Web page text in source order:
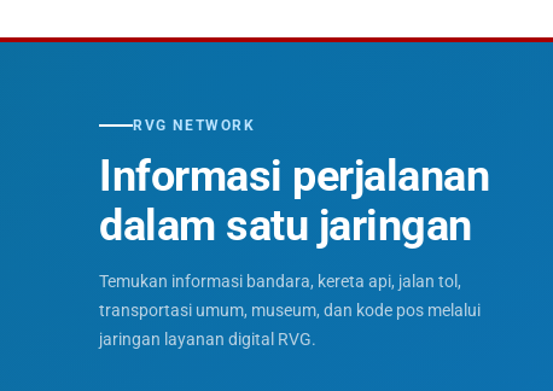
RVG NETWORK
Informasi perjalanan
dalam satu jaringan
Temukan informasi bandara, kereta api, jalan tol,
transportasi umum, museum, dan kode pos melalui
jaringan layanan digital RVG.